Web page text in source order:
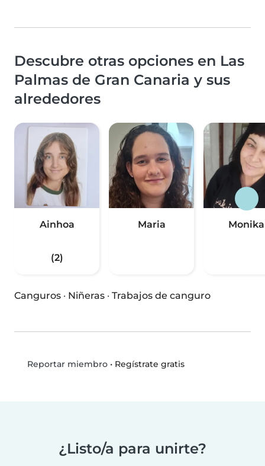
Descubre otras opciones en Las
Palmas de Gran Canaria y sus
alrededores
Ainhoa
(2)
Maria Monika
Canguros · Niñeras · Trabajos de canguro
Reportar miembro• Regístrate gratis
¿Listo/a para unirte?